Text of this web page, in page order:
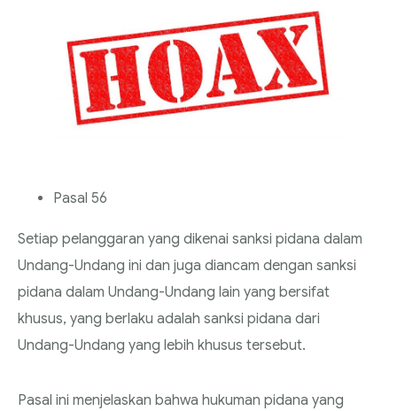
Pasal 56
Setiap pelanggaran yang dikenai sanksi pidana dalam
Undang-Undang ini dan juga diancam dengan sanksi
pidana dalam Undang-Undang lain yang bersifat
khusus, yang berlaku adalah sanksi pidana dari
Undang-Undang yang lebih khusus tersebut.
Pasal ini menjelaskan bahwa hukuman pidana yang